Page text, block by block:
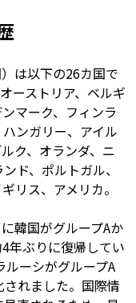
は以下の26カ国で
ーストリア、ベルギ
マーク、フィンラ
ンガリー、アイル
ク、オランダ、ニ
ド、ポルトガル、
リス、アメリカ。
韓国がグループAか
年ぶりに復帰してい
ルーシがグループA
れました。国際情